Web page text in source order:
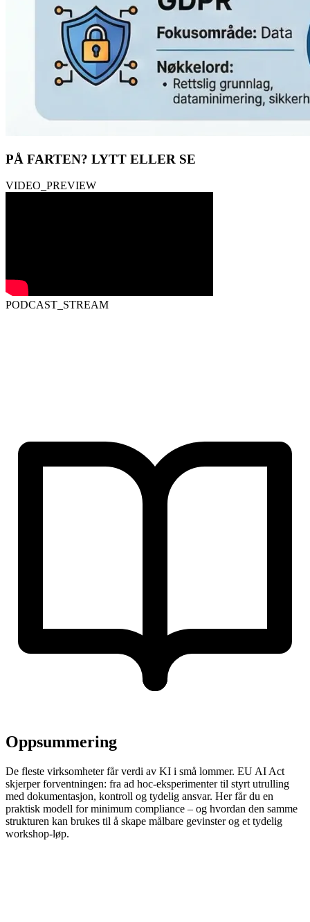
PÅ FARTEN? LYTT ELLER SE
VIDEO_PREVIEW
PODCAST_STREAM
Oppsummering
De fleste virksomheter får verdi av KI i små lommer. EU AI Act
skjerper forventningen: fra ad hoc-eksperimenter til styrt utrulling
med dokumentasjon, kontroll og tydelig ansvar. Her får du en
praktisk modell for minimum compliance – og hvordan den samme
strukturen kan brukes til å skape målbare gevinster og et tydelig
workshop-løp.